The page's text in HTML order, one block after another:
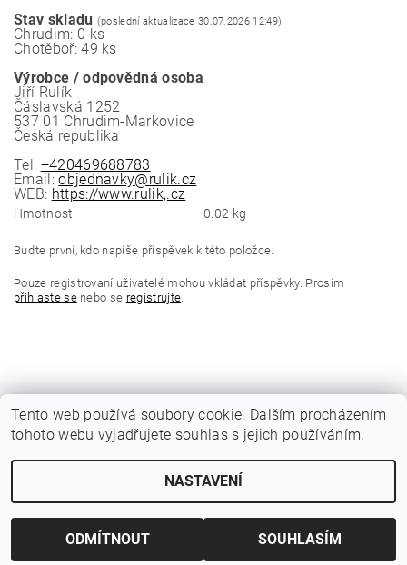
Stav skladu (poslední aktualizace 30.07.2026 12:49)
Chrudim: 0 ks
Chotěboř: 49 ks
Výrobce / odpovědná osoba
Jiří Rulík
Čáslavská 1252
537 01 Chrudim-Markovice
Česká republika
Tel: +420469688783
Email:objednavky@rulik.cz
WEB: https://www.rulik,.cz
Hmotnost 0.02 kg
Buďte první, kdo napíše příspěvek k této položce.
Pouze registrovaní uživatelé mohou vkládat příspěvky. Prosím
přihlaste senebo se registrujte.
Katalogy Autogen Chotěboř Původní eshop rulik.cz
2026 © Jiří Rulík Chrudim, všechna práva vyhrazenaUpravit nastavení cookies
Tento web používá soubory cookie. Dalším procházením
tohoto webu vyjadřujete souhlas s jejich používáním.
NASTAVENÍ
ODMÍTNOUT SOUHLASÍM